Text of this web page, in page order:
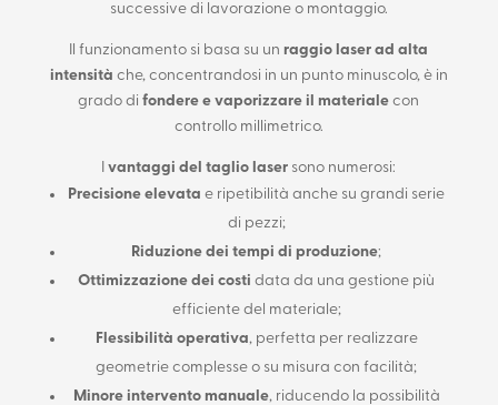
successive di lavorazione o montaggio.
Il funzionamento si basa su unraggio laser ad alta
intensità che, concentrandosi in un punto minuscolo, è in
grado difondere e vaporizzare il materiale con
controllo millimetrico.
Ivantaggi del taglio laser sono numerosi:
Precisione elevata e ripetibilità anche su grandi serie
di pezzi;
Riduzione dei tempi di produzione;
Ottimizzazione dei costi data da una gestione più
efficiente del materiale;
Flessibilità operativa, perfetta per realizzare
geometrie complesse o su misura con facilità;
Minore intervento manuale, riducendo la possibilità